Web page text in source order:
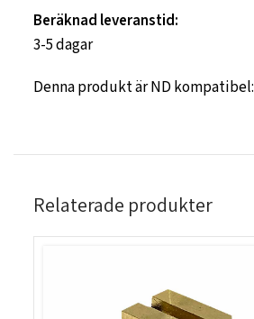
Beräknad leveranstid:
3-5 dagar
Denna produkt är ND kompatibel:
Relaterade produkter